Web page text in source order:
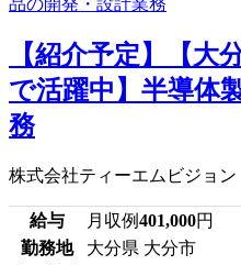
【紹介予定】【大
で活躍中】半導体
務
株式会社ティーエムビジョン
給与 月収例401,000円
勤務地
大分県 大分市